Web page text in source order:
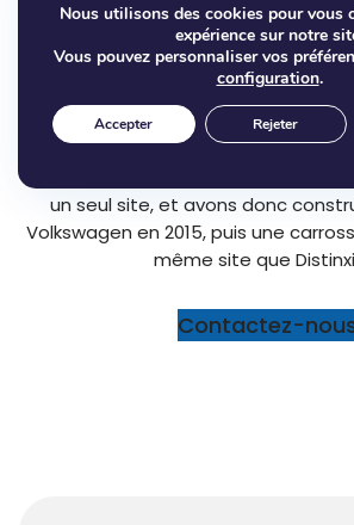
multimarques à prix discount),
des supermarchés, dans une
attractive.
Après 8 années de
compte tenu du potentiel local,
un seul site, et avons donc
Volkswagen en 2015, puis une
même site que
Contactez-
Nous utilisons des cookies pour vous
expérience sur notre
Vous pouvez personnaliser vos
configuration.
Accepter Rejeter